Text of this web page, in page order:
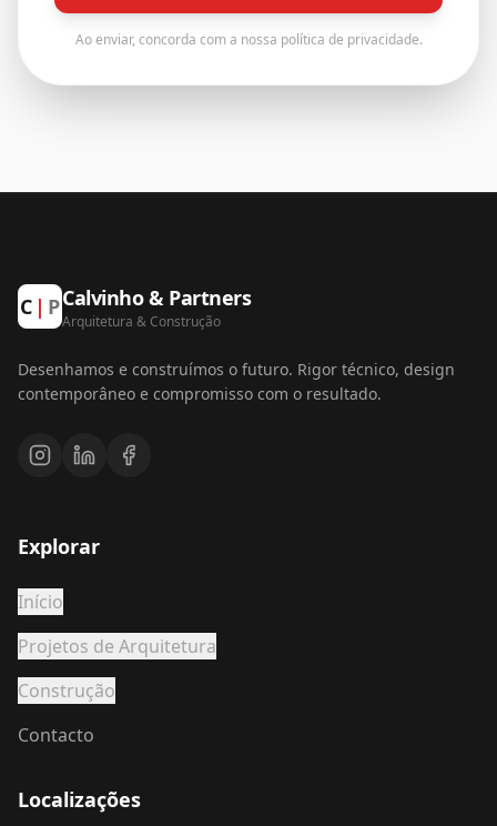
Ao enviar, concorda com a nossa política de privacidade.
C | PCalvinho & Partners
Arquitetura & Construção
Desenhamos e construímos o futuro. Rigor técnico, design
contemporâneo e compromisso com o resultado.
Explorar
Início
Projetos de Arquitetura
Construção
Contacto
Localizações